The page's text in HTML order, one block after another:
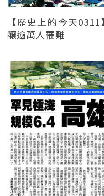
【歷史上的今天
釀逾萬人罹難